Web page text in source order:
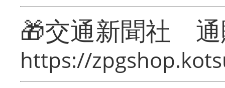
🎁交通新聞社
https://